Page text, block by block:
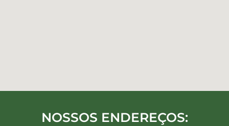
NOSSOS ENDEREÇOS: